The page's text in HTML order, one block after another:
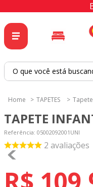
O que você está
TAPETES
TAPETE
Referência: 05002092001UNI
2 avaliações
2º
tapete
3º
cortina
4
5º
tecido percal